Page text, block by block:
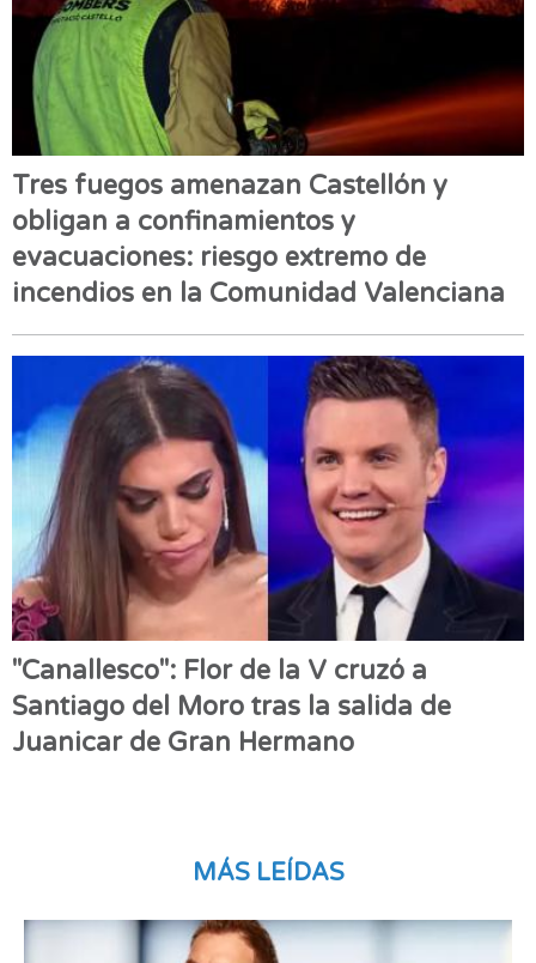
Tres fuegos amenazan Castellón y
obligan a confinamientos y
evacuaciones: riesgo extremo de
incendios en la Comunidad Valenciana
"Canallesco": Flor de la V cruzó a
Santiago del Moro tras la salida de
Juanicar de Gran Hermano
MÁS LEÍDAS